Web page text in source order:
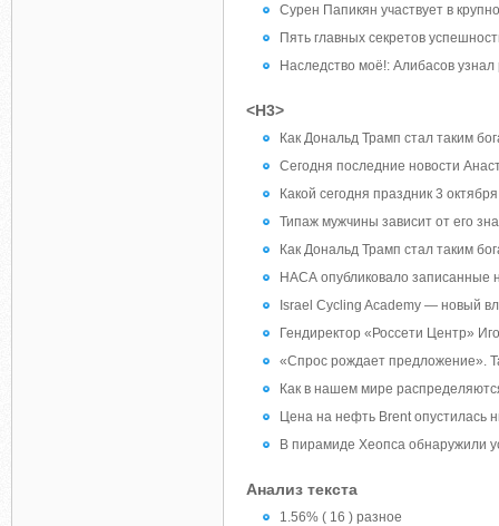
Сурен Папикян участвует в
Пять главных секретов
Наследство моё!: Алибасов
<H3>
Как Дональд Трамп стал таким
Сегодня последние новости
Какой сегодня праздник 3
Типаж мужчины зависит от его
Как Дональд Трамп стал таким
НАСА опубликовало записанные
Israel Cycling Academy — новый
Гендиректор «Россети Центр»
«Спрос рождает предложение».
Как в нашем мире
Цена на нефть Brent опустилась
В пирамиде Хеопса обнаружили
Анализ текста
1.56% ( 16 ) разное